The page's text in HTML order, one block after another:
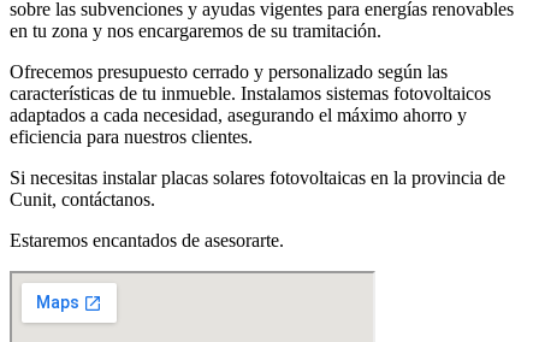
sobre las subvenciones y ayudas vigentes para energías renovables
en tu zona y nos encargaremos de su tramitación.
Ofrecemos presupuesto cerrado y personalizado según las
características de tu inmueble. Instalamos sistemas fotovoltaicos
adaptados a cada necesidad, asegurando el máximo ahorro y
eficiencia para nuestros clientes.
Si necesitas instalar placas solares fotovoltaicas en la provincia de
Cunit, contáctanos.
Estaremos encantados de asesorarte.